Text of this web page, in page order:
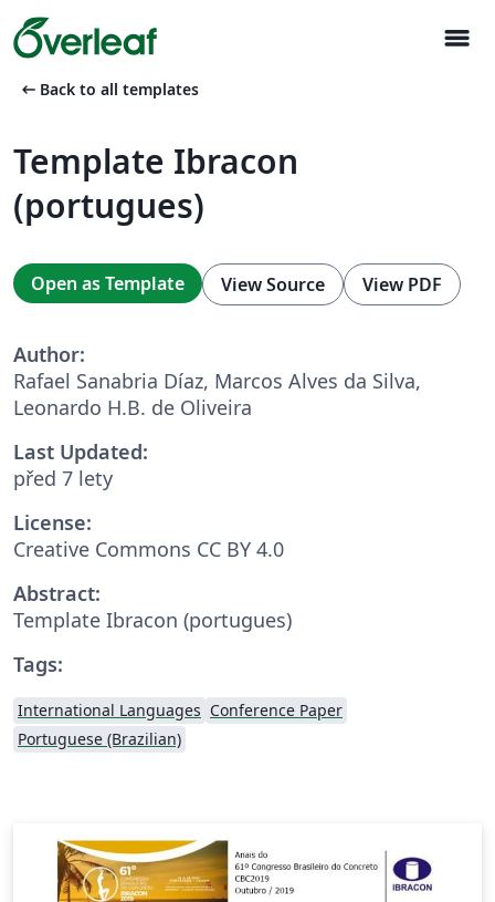
menu
arrow_left_alt Back to all templates
Template Ibracon
(portugues)
Open as Template View Source View PDF
Author:
Rafael Sanabria Díaz, Marcos Alves da Silva,
Leonardo H.B. de Oliveira
Last Updated:
před 7 lety
License:
Creative Commons CC BY 4.0
Abstract:
Template Ibracon (portugues)
Tags:
International Languages Conference Paper
Portuguese (Brazilian)